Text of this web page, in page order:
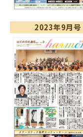
2023年9月号